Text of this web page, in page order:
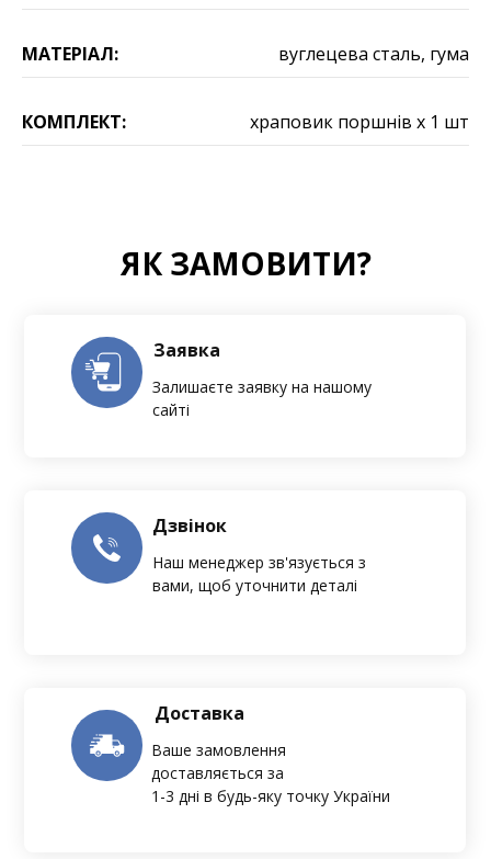
МАТЕРІАЛ: вуглецева сталь, гума
КОМПЛЕКТ: храповик поршнів х 1 шт
ЯК ЗАМОВИТИ?
Заявка
Залишаєте заявку на нашому
сайті
Дзвінок
Наш менеджер зв'язується з
вами, щоб уточнити деталі
Доставка
Ваше замовлення
доставляється за
1-3 дні в будь-яку точку України